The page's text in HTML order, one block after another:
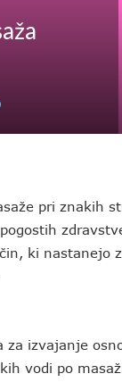
pri znakih
ki nastanejo
za izvajanje
vodi po